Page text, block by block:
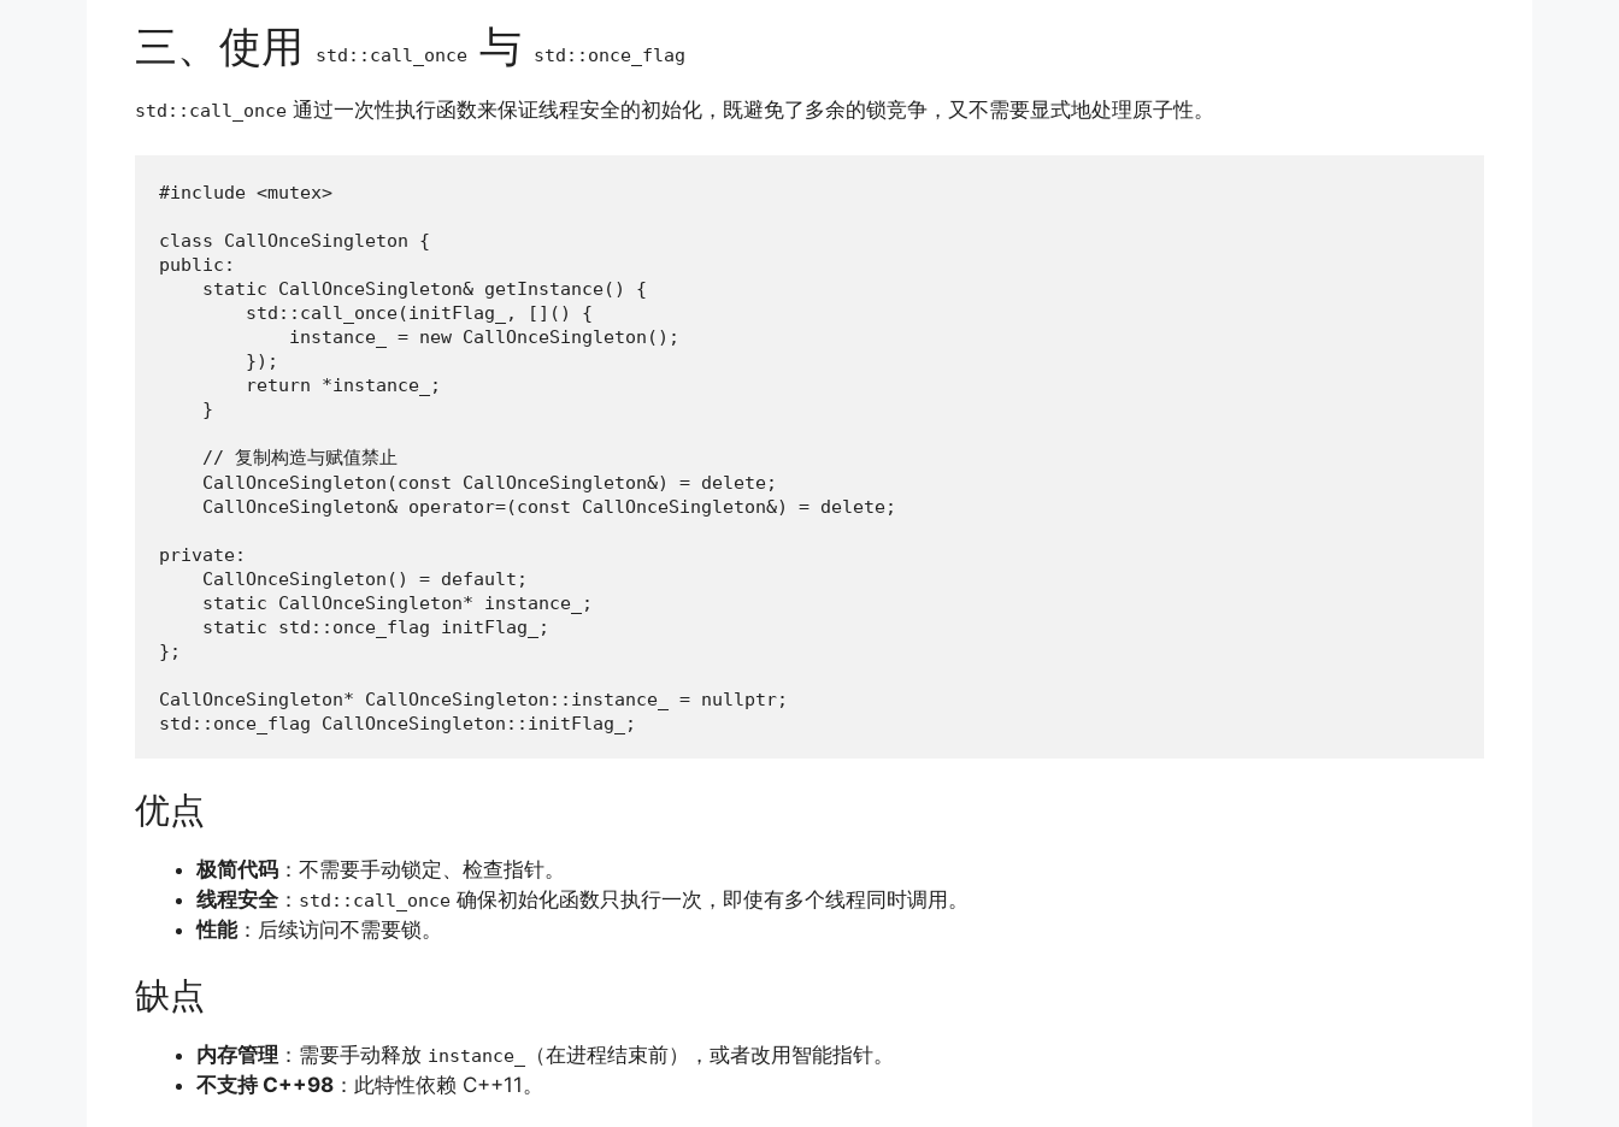
三、使用 std::call_once 与 std::once_flag
std::call_once 通过一次性执行函数来保证线程安全的初始化，既避免了多余的锁竞争，又不需要显式地处理原子性。
#include <mutex>
class CallOnceSingleton {
public:
    static CallOnceSingleton& getInstance() {
        std::call_once(initFlag_, []() {
            instance_ = new CallOnceSingleton();
        });
        return *instance_;
    }
    // 复制构造与赋值禁止
    CallOnceSingleton(const CallOnceSingleton&) = delete;
    CallOnceSingleton& operator=(const CallOnceSingleton&) = delete;
private:
    CallOnceSingleton() = default;
    static CallOnceSingleton* instance_;
    static std::once_flag initFlag_;
};
CallOnceSingleton* CallOnceSingleton::instance_ = nullptr;
std::once_flag CallOnceSingleton::initFlag_;
优点
极简代码 ：不需要手动锁定、检查指针。
线程安全： std::call_once 确保初始化函数只执行一次，即使有多个线程同时调用。
性能：后续访问不需要锁。
缺点
内存管理 ：需要手动释放 instance_
（在进程结束前），或者改用智能指针。
不支持 C++98 ：此特性依赖 C++11。